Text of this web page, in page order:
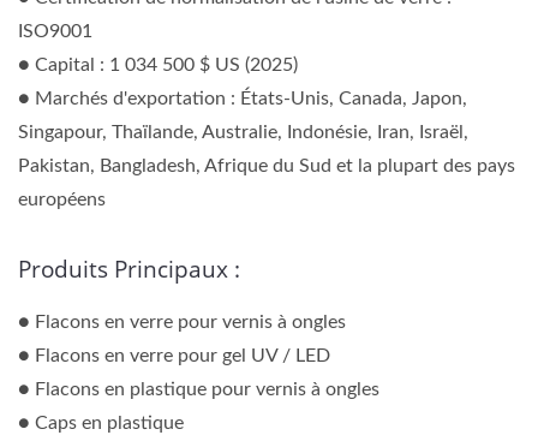
ISO9001
● Capital : 1 034 500 $ US (2025)
● Marchés d'exportation : États-Unis, Canada, Japon,
Singapour, Thaïlande, Australie, Indonésie, Iran, Israël,
Pakistan, Bangladesh, Afrique du Sud et la plupart des pays
européens
Produits Principaux :
● Flacons en verre pour vernis à ongles
● Flacons en verre pour gel UV / LED
● Flacons en plastique pour vernis à ongles
● Caps en plastique